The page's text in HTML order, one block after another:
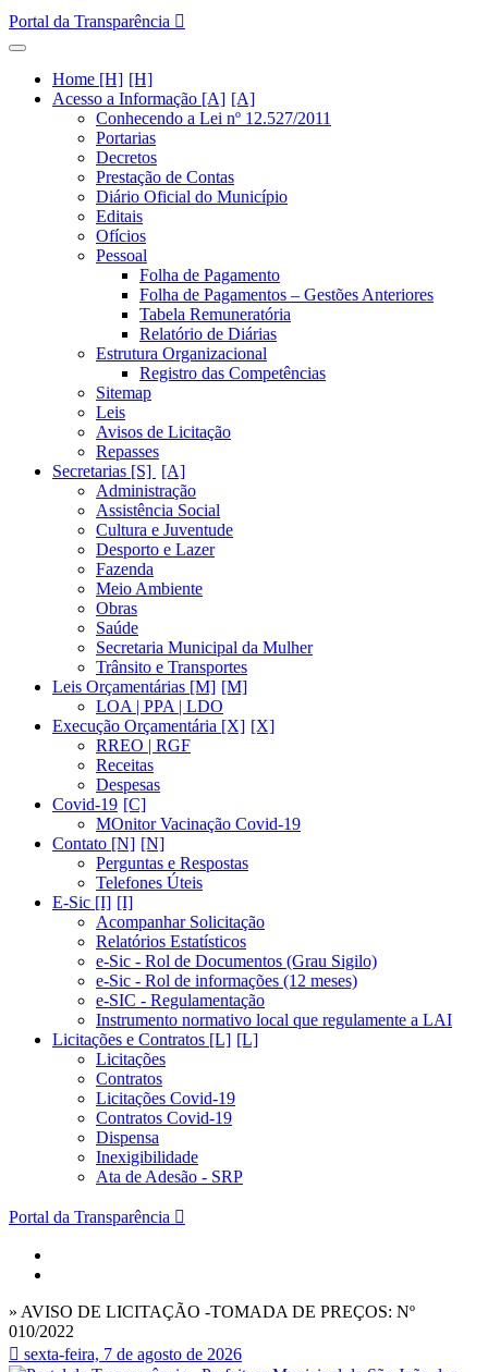
Portal da Transparência
Home [H]
Acesso a Informação [A]
Conhecendo a Lei nº 12.527/2011
Portarias
Decretos
Prestação de Contas
Diário Oficial do Município
Editais
Ofícios
Pessoal
Folha de Pagamento
Folha de Pagamentos – Gestões Anteriores
Tabela Remuneratória
Relatório de Diárias
Estrutura Organizacional
Registro das Competências
Sitemap
Leis
Avisos de Licitação
Repasses
Secretarias [S]
Administração
Assistência Social
Cultura e Juventude
Desporto e Lazer
Fazenda
Meio Ambiente
Obras
Saúde
Secretaria Municipal da Mulher
Trânsito e Transportes
Leis Orçamentárias [M]
LOA | PPA | LDO
Execução Orçamentária [X]
RREO | RGF
Receitas
Despesas
Covid-19
MOnitor Vacinação Covid-19
Contato [N]
Perguntas e Respostas
Telefones Úteis
E-Sic [I]
Acompanhar Solicitação
Relatórios Estatísticos
e-Sic - Rol de Documentos (Grau Sigilo)
e-Sic - Rol de informações (12 meses)
e-SIC - Regulamentação
Instrumento normativo local que regulamente a LAI
Licitações e Contratos [L]
Licitações
Contratos
Licitações Covid-19
Contratos Covid-19
Dispensa
Inexigibilidade
Ata de Adesão - SRP
Portal da Transparência
» AVISO DE LICITAÇÃO -TOMADA DE PREÇOS: Nº
010/2022
sexta-feira, 7 de agosto de 2026